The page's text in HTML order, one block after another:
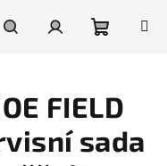
košík
FIELD
sada